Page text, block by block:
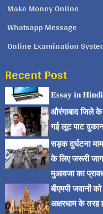
Make Money Online
Whatsapp Message
Online Examination
Recent Postकंप्यूटर पर निबंध
Essay in
औरंगाबाद जिले के
गई लूट पाट
सड़क दुर्घटना
के लिए जरूरी
मुआवजा का
बीएमपी जवानों
अक्षरधाम के तरह